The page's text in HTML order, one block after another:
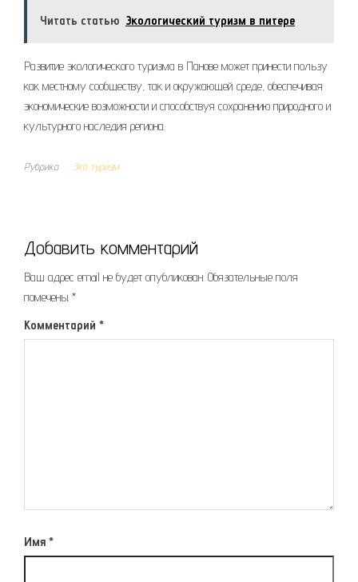
Читать статью Экологический туризм в питере
Развитие экологического туризма в Панове может принести пользу
как местному сообществу, так и окружающей среде, обеспечивая
экономические возможности и способствуя сохранению природного и
культурного наследия региона.
Рубрика Эко туризм
Добавить комментарий
Ваш адрес email не будет опубликован. Обязательные поля
помечены *
Комментарий *
Имя *